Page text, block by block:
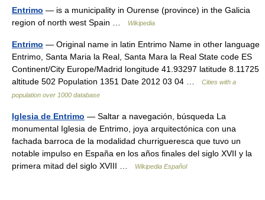
Entrimo — is a municipality in Ourense (province) in the Galicia
region of north west Spain …
Wikipedia
Entrimo — Original name in latin Entrimo Name in other language
Entrimo, Santa Maria la Real, Santa Mara la Real State code ES
Continent/City Europe/Madrid longitude 41.93297 latitude 8.11725
altitude 502 Population 1351 Date 2012 03 04 …
Cities with a
population over 1000 database
Iglesia de Entrimo — Saltar a navegación, búsqueda La
monumental Iglesia de Entrimo, joya arquitectónica con una
fachada barroca de la modalidad churrigueresca que tuvo un
notable impulso en España en los años finales del siglo XVII y la
primera mitad del siglo XVIII …
Wikipedia Español